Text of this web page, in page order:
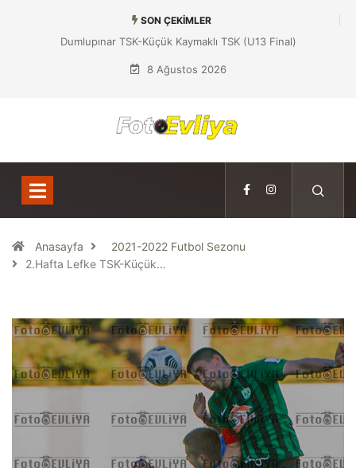
SON ÇEKIMLER
Dumlupınar TSK-Küçük Kaymaklı TSK (U13 Final)
8 Ağustos 2026
Anasayfa
2021-2022 Futbol Sezonu
2.Hafta Lefke TSK-Küçük…